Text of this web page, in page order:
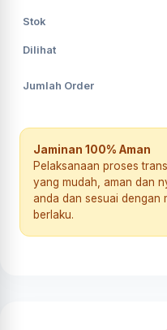
Stok
Dilihat
Jumlah Order
Jaminan 100% Aman
Pelaksanaan proses
yang mudah, aman dan
anda dan sesuai dengan
berlaku.